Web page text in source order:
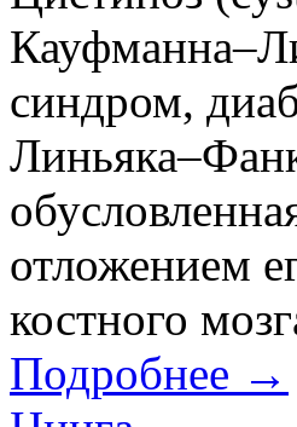
синдром,
отложением
костного
Подробнее →